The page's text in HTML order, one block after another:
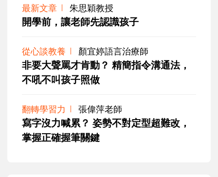
最新文章 朱思穎教授
開學前，讓老師先認識孩子
從心談教養 顏宜婷語言治療師
非要大聲罵才肯動？ 精簡指令溝通法，
不吼不叫孩子照做
翻轉學習力 張偉萍老師
寫字沒力喊累？ 姿勢不對定型超難改，
掌握正確握筆關鍵